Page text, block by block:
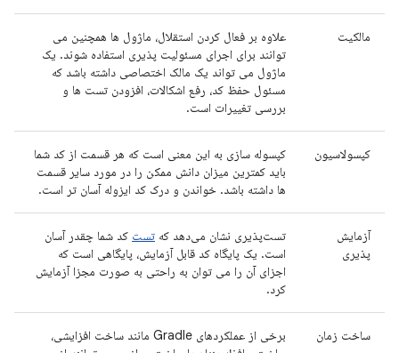
مالکیت
علاوه بر فعال کردن استقلال، ماژول ها همچنین می
توانند برای اجرای مسئولیت پذیری استفاده شوند. یک
ماژول می تواند یک مالک اختصاصی داشته باشد که
مسئول حفظ کد، رفع اشکالات، افزودن تست ها و
بررسی تغییرات است.
کپسولاسیون
کپسوله سازی به این معنی است که هر قسمت از کد شما
باید کمترین میزان دانش ممکن را در مورد سایر قسمت
ها داشته باشد. خواندن و درک کد ایزوله آسان تر است.
آزمایش
پذیری
تست‌پذیری نشان می‌دهد که تست کد شما چقدر آسان
است. یک پایگاه کد قابل آزمایش، پایگاهی است که
اجزای آن را می توان به راحتی به صورت مجزا آزمایش
کرد.
ساخت زمان
برخی از عملکردهای Gradle مانند ساخت افزایشی،